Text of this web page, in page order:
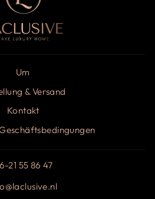
Um
& Versand
Kontakt
21 55 86 47